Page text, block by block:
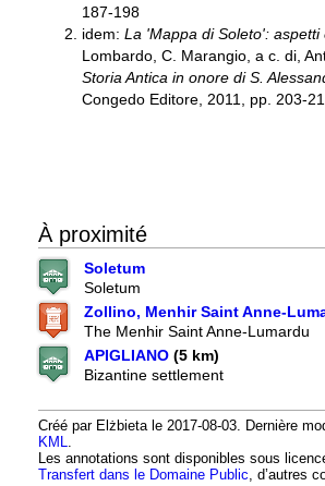
187-198
idem: La 'Mappa di Soleto': aspetti
Lombardo, C. Marangio, a c. di,
Storia Antica in onore di S.
Congedo Editore, 2011, pp. 203-
À proximité
Soletum
Soletum
Zollino, Menhir Saint Anne-
The Menhir Saint Anne-Lumardu
APIGLIANO (5 km)
Bizantine settlement
Créé par Elżbieta le 2017-08-03. Dernière
KML.
Les annotations sont disponibles sous
Transfert dans le Domaine Public, d’autres